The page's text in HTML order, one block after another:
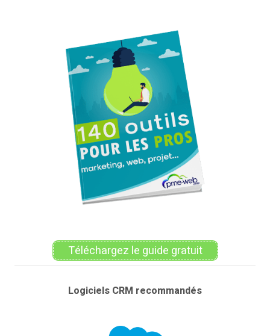
Téléchargez le guide gratuit
Logiciels CRM recommandés